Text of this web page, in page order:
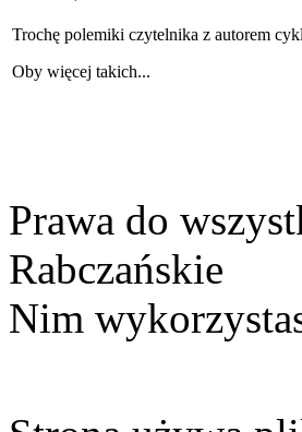
Trochę polemiki czytelnika z autorem
Oby więcej takich...
Prawa do
Rabczańskie
Nim